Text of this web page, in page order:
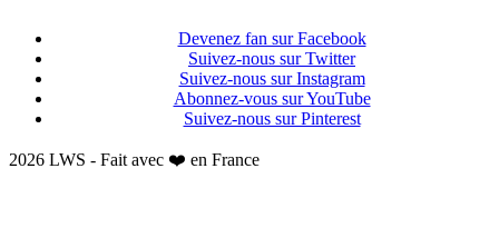
Devenez fan sur Facebook
Suivez-nous sur Twitter
Suivez-nous sur Instagram
Abonnez-vous sur YouTube
Suivez-nous sur Pinterest
2026 LWS - Fait avec ❤️ en France